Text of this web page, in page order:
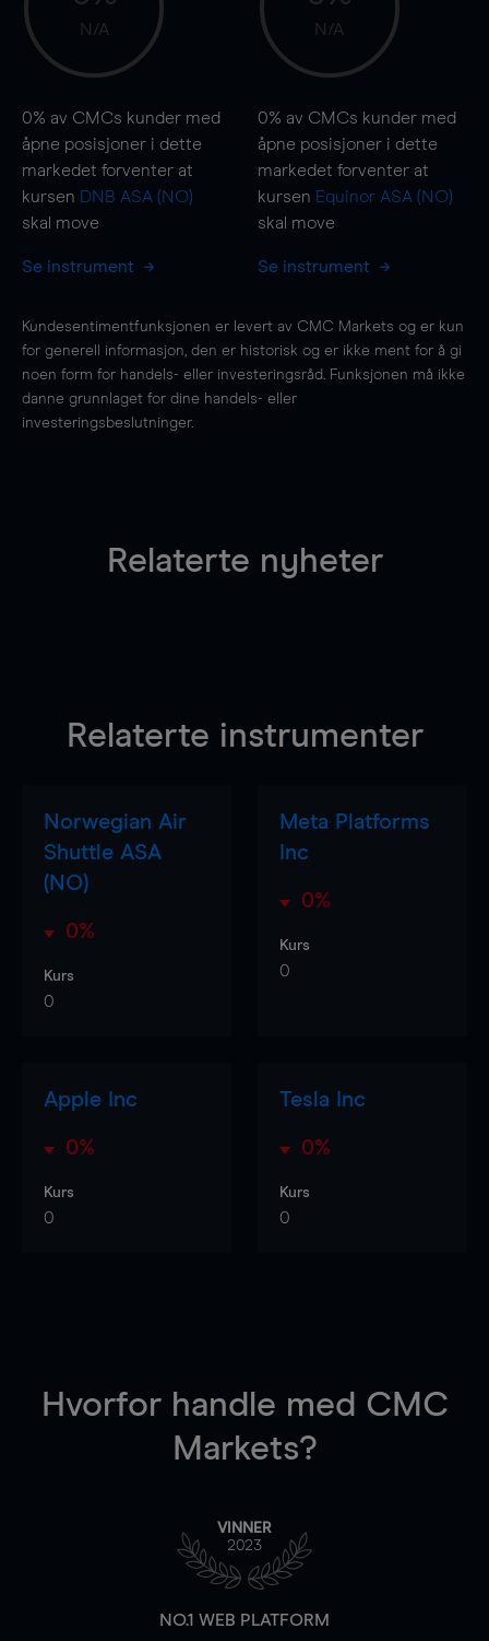
N/A
0% av CMCs kunder med
åpne posisjoner i dette
markedet forventer at
kursen DNB ASA (NO)
skal move
Se instrument
N/A
0% av CMCs kunder med
åpne posisjoner i dette
markedet forventer at
kursen Equinor ASA (NO)
skal move
Se instrument
Kundesentimentfunksjonen er levert av CMC Markets og er kun
for generell informasjon, den er historisk og er ikke ment for å gi
noen form for handels- eller investeringsråd. Funksjonen må ikke
danne grunnlaget for dine handels- eller
investeringsbeslutninger.
Relaterte nyheter
Relaterte instrumenter
Norwegian Air
Shuttle ASA
(NO)
0%
Kurs
0
Meta Platforms
Inc
0%
Kurs
0
Apple Inc
0%
Kurs
0
Tesla Inc
0%
Kurs
0
Hvorfor handle med CMC
Markets?
VINNER
2023
NO.1 WEB PLATFORM